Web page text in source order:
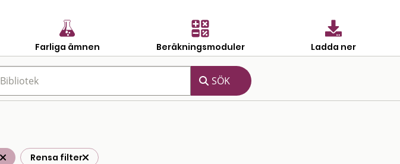
Farliga ämnen Beräkningsmoduler Ladda ner
Rensa filter